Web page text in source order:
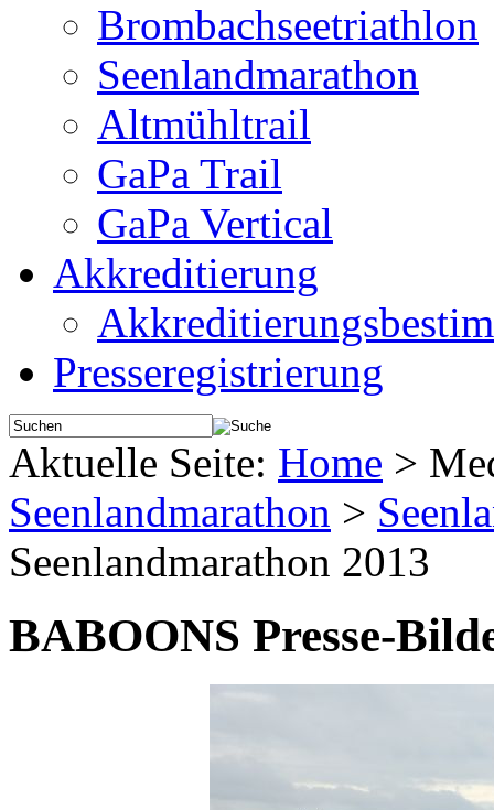
Brombachseetriathlon
Seenlandmarathon
Altmühltrail
GaPa Trail
GaPa Vertical
Akkreditierung
Presseregistrierung
Aktuelle Seite: Home >
Seenlandmarathon >
Seenlandmarathon 2013
BABOONS Presse-